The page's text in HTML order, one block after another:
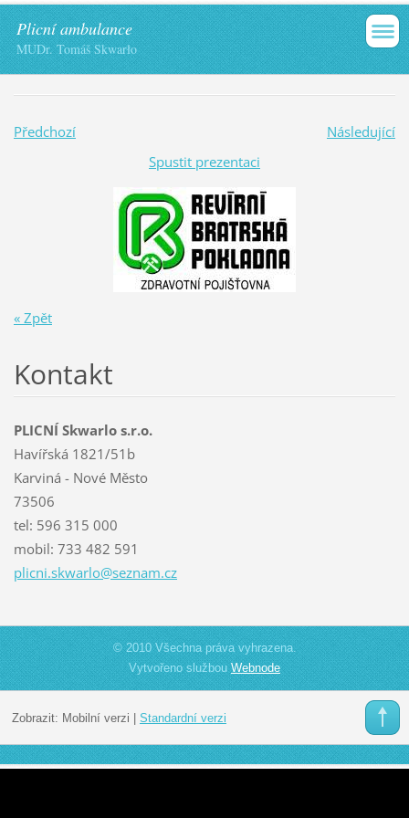
Plicní ambulance
MUDr. Tomáš Skwarło
Předchozí
Následující
Spustit prezentaci
« Zpět
Kontakt
PLICNÍ Skwarlo s.r.o.
Havířská 1821/51b
Karviná - Nové Město
73506
tel: 596 315 000
mobil: 733 482 591
plicni.skwarlo@seznam.cz
© 2010 Všechna práva vyhrazena.
Vytvořeno službouWebnode
Zobrazit: Mobilní verzi Standardní verzi